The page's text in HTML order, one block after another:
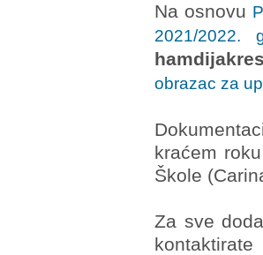
Na osnovu
2021/2022.
obrazac za
kraćem
Škole
Za sve